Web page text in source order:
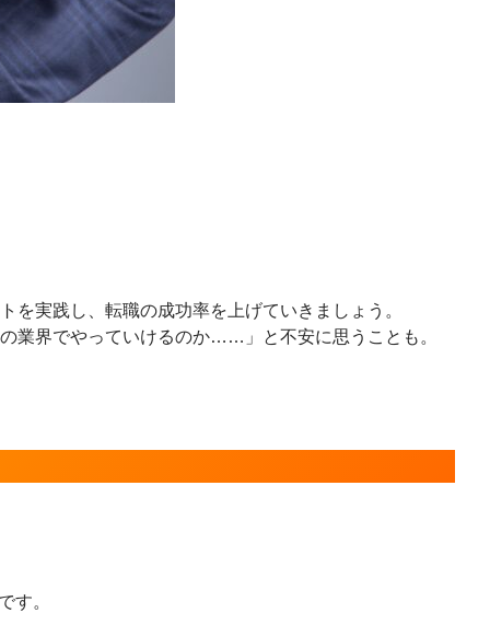
実践し、転職の成功率を上げていきましょう。
業界でやっていけるのか……」と不安に思うことも。
す。